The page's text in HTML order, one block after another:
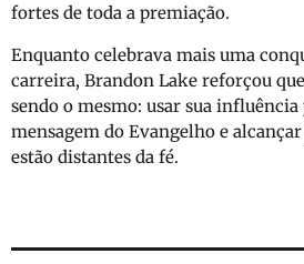
fortes de toda a premiação.
Enquanto celebrava mais uma
carreira, Brandon Lake reforçou
sendo o mesmo: usar sua
mensagem do Evangelho e alcançar
estão distantes da fé.